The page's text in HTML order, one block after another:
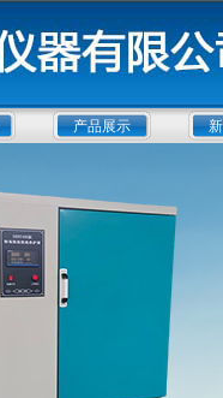
产品展示